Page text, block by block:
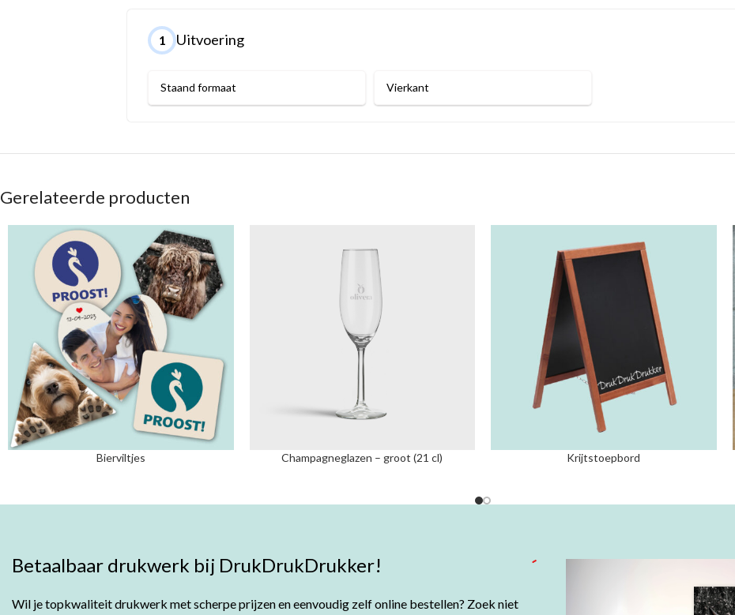
1 Uitvoering
Staand formaat Vierkant
Gerelateerde producten
Bierviltjes Champagneglazen – groot (21 cl) Krijtstoepbord
Betaalbaar drukwerk bij DrukDrukDrukker!
Wil je topkwaliteit drukwerk met scherpe prijzen en eenvoudig zelf online bestellen? Zoek niet